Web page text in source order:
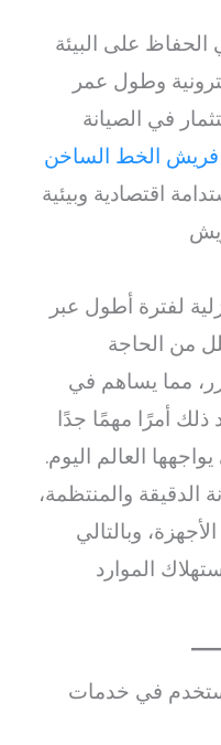
الحفاظ على البيئة
وطول عمر
في الصيانة
فريش الخط الساخن
اقتصادية وبيئية
لفترة أطول عبر
من الحاجة
مما يساهم في
ذلك أمرًا مهمًا جدًا
العالم اليوم.
الدقيقة والمنتظمة،
وبالتالي
الموارد
في خدمات